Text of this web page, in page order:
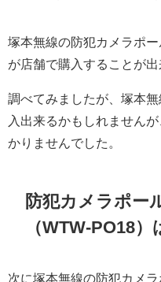
塚本無線の防犯カメラポ
が店舗で購入することが
調べてみましたが、塚本
入出来るかもしれません
かりませんでした。
防犯カメラポー
（WTW-PO18
次に塚本無線の防犯カメ